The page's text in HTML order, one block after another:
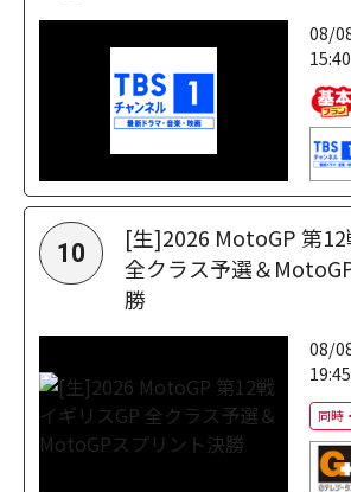
08/
10
[生]2026 MotoGP 第12
全クラス予選＆
勝
08/
同時